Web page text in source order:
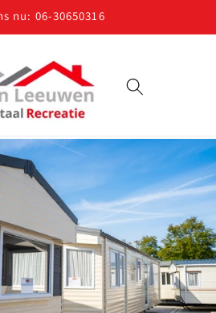
nu: 06-30650316